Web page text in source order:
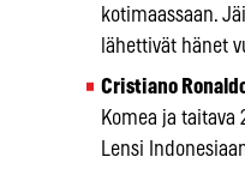
kotimaassaan.
lähettivät hänet
Cristiano
Komea ja taitava
Lensi